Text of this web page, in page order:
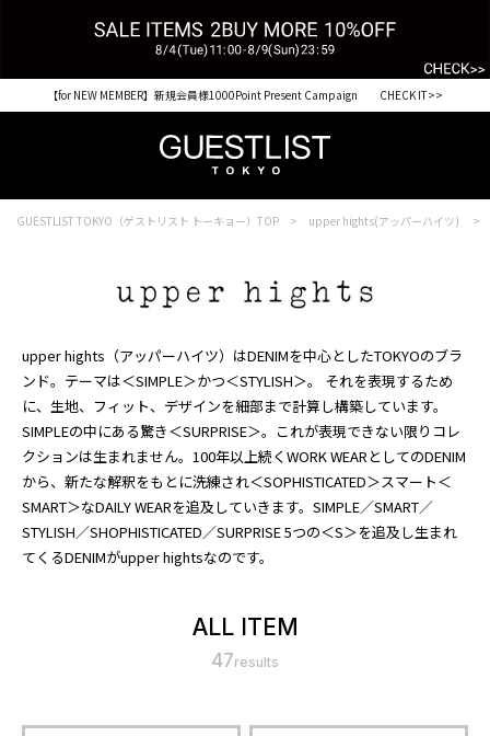
税込33,000円以上ご購入で送料無料 CHECK IT>>
【for NEW MEMBER】新規会員様1000Point Present Campaign CHECK IT>>
GUESTLIST TOKYO（ゲストリスト トーキョー）TOP upper hights(アッパーハイツ)
upper hights（アッパーハイツ）はDENIMを中心としたTOKYOのブラ
ンド。テーマは＜SIMPLE＞かつ＜STYLISH＞。 それを表現するため
に、生地、フィット、デザインを細部まで計算し構築しています。
SIMPLEの中にある驚き＜SURPRISE＞。これが表現できない限りコレ
クションは生まれません。100年以上続くWORK WEARとしてのDENIM
から、新たな解釈をもとに洗練され＜SOPHISTICATED＞スマート＜
SMART＞なDAILY WEARを追及していきます。SIMPLE／SMART／
STYLISH／SHOPHISTICATED／SURPRISE 5つの＜S＞を追及し生まれ
てくるDENIMがupper hightsなのです。
ALL ITEM
47results